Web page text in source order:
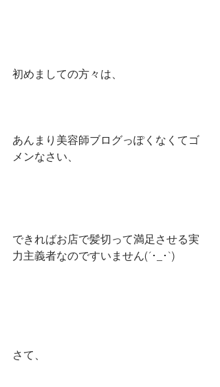
初めましての方々は、
あんまり美容師ブログっぽくなくてゴ
メンなさい、
できればお店で髪切って満足させる実
力主義者なのですいません(´･_･`)
さて、